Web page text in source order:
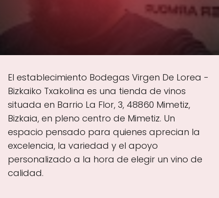
El establecimiento Bodegas Virgen De Lorea -
Bizkaiko Txakolina es una tienda de vinos
situada en Barrio La Flor, 3, 48860 Mimetiz,
Bizkaia, en pleno centro de Mimetiz. Un
espacio pensado para quienes aprecian la
excelencia, la variedad y el apoyo
personalizado a la hora de elegir un vino de
calidad.